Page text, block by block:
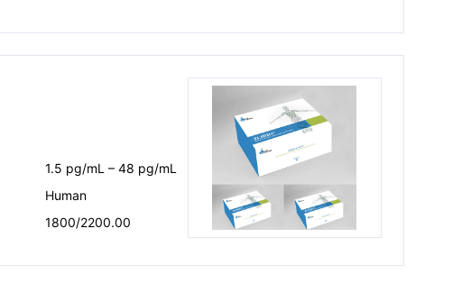
1.5 pg/mL – 48 pg/mL
Human
1800/2200.00